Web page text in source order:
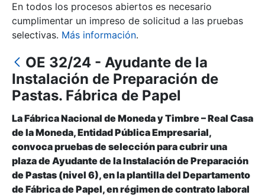
Mostrar/Ocultar
Mostrar/Ocultar
En todos los procesos abiertos es necesario
cumplimentar un impreso de solicitud a las pruebas
selectivas. Más información.
OE 32/24 - Ayudante de la
Instalación de Preparación de
Pastas. Fábrica de Papel
La Fábrica Nacional de Moneda y Timbre – Real Casa
de la Moneda, Entidad Pública Empresarial,
convoca pruebas de selección para cubrir una
plaza de Ayudante de la Instalación de Preparación
de Pastas (nivel 6), en la plantilla del Departamento
de Fábrica de Papel, en régimen de contrato laboral